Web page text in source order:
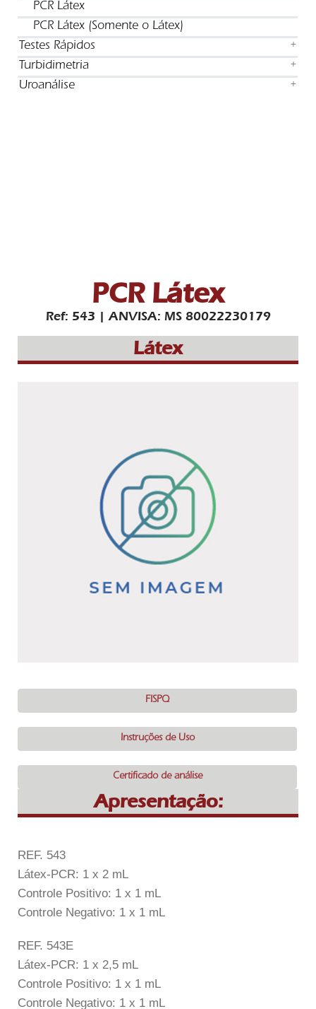
PCR Látex
PCR Látex (Somente o Látex)
Testes Rápidos
+
Turbidimetria +
Uroanálise +
PCR Látex
Ref: 543 | ANVISA: MS 80022230179
Látex
FISPQ
Instruções de Uso
Certificado de análise
Apresentação:
REF. 543
Látex-PCR: 1 x 2 mL
Controle Positivo: 1 x 1 mL
Controle Negativo: 1 x 1 mL
REF. 543E
Látex-PCR: 1 x 2,5 mL
Controle Positivo: 1 x 1 mL
Controle Negativo: 1 x 1 mL